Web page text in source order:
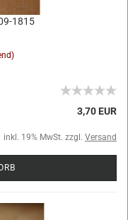
1815
3,70 EUR
inkl. 19% MwSt. zzgl. Versand